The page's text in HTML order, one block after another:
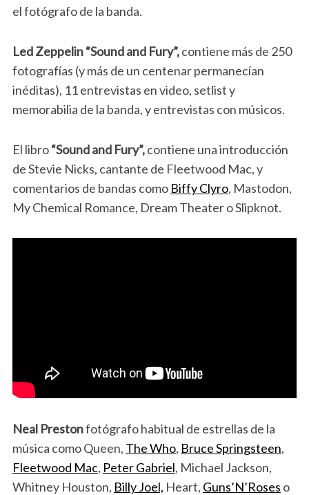
el fotógrafo de la banda.
Led Zeppelin “Sound and Fury”,contiene más de 250
fotografías (y más de un centenar permanecían
inéditas), 11 entrevistas en video, setlist y
memorabilia de la banda, y entrevistas con músicos.
El libro“Sound and Fury”,contiene una introducción
de Stevie Nicks, cantante de Fleetwood Mac, y
comentarios de bandas como Biffy Clyro, Mastodon,
My Chemical Romance, Dream Theater o Slipknot.
Neal Prestonfotógrafo habitual de estrellas de la
música como Queen, The Who, Bruce Springsteen,
Fleetwood Mac, Peter Gabriel, Michael Jackson,
Whitney Houston, Billy Joel, Heart, Guns’N’Roses o